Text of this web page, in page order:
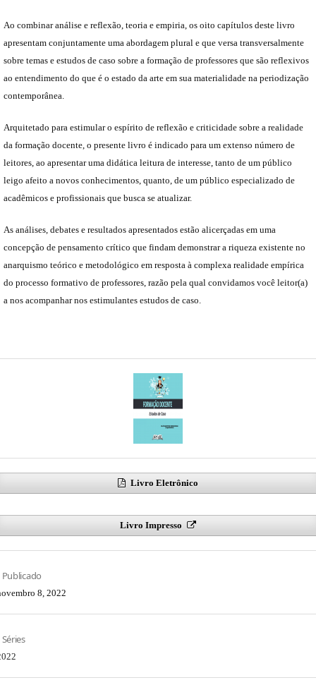
Ao combinar análise e reflexão, teoria e empiria, os oito capítulos deste livro
apresentam conjuntamente uma abordagem plural e que versa transversalmente
sobre temas e estudos de caso sobre a formação de professores que são reflexivos
ao entendimento do que é o estado da arte em sua materialidade na periodização
contemporânea.
Arquitetado para estimular o espírito de reflexão e criticidade sobre a realidade
da formação docente, o presente livro é indicado para um extenso número de
leitores, ao apresentar uma didática leitura de interesse, tanto de um público
leigo afeito a novos conhecimentos, quanto, de um público especializado de
acadêmicos e profissionais que busca se atualizar.
As análises, debates e resultados apresentados estão alicerçadas em uma
concepção de pensamento crítico que findam demonstrar a riqueza existente no
anarquismo teórico e metodológico em resposta à complexa realidade empírica
do processo formativo de professores, razão pela qual convidamos você leitor(a)
a nos acompanhar nos estimulantes estudos de caso.
Livro Eletrônico
Livro Impresso
Publicado
8, 2022
Séries